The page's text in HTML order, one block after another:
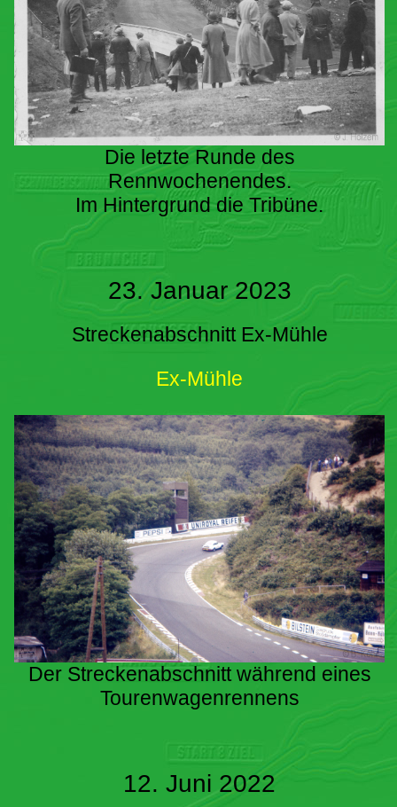
Die letzte Runde des
Rennwochenendes.
Im Hintergrund die Tribüne.
23. Januar 2023
Streckenabschnitt Ex-Mühle
Ex-Mühle
Der Streckenabschnitt während eines
Tourenwagenrennens
12. Juni 2022